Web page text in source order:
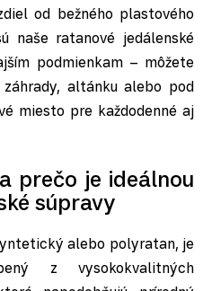
od bežného plastového
naše ratanové jedálenské
podmienkam – môžete
altánku alebo pod
miesto pre každodenné aj
prečo je ideálnou
súpravy
alebo polyratan, je
z vysokokvalitných